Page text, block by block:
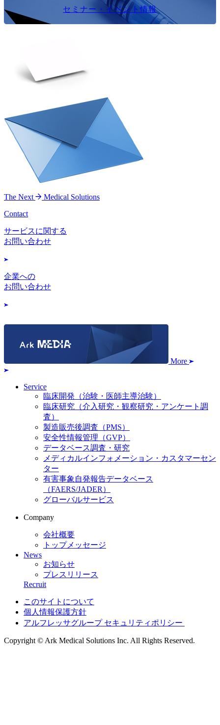
セミナー・イベント情報
The Next
Medical Solutions
Contact
サービスに関する
お問い合わせ
企業への
お問い合わせ
More
Service
臨床開発（治験・医師主導治験）
臨床研究（介入研究・観察研究・アンケート調
査）
製造販売後調査（PMS）
安全性情報管理（GVP）
データベース調査・研究
メディカルインフォメーション・カスタマーセン
ター
有害事象自発報告データベース
（FAERS/JADER）
グローバルサービス
Company
会社概要
トップメッセージ
News
お知らせ
プレスリリース
Recruit
このサイトについて
個人情報保護方針
アルフレッサグループ セキュリティポリシー
Copyright © Ark Medical Solutions Inc. All Rights Reserved.